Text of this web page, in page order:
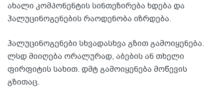
ახალი კომპონენტის სინთეზირება ხდება და
ჰალუცინოგენების რაოდენობა იზრდება.
ჰალუცინოგენები სხვადასხვა გზით გამოიყენება.
ლსდ მიიღება ორალურად, აბების ან თხელი
ფირფიტის სახით. დმტ გამოიყენება მოწევის
გზითაც.